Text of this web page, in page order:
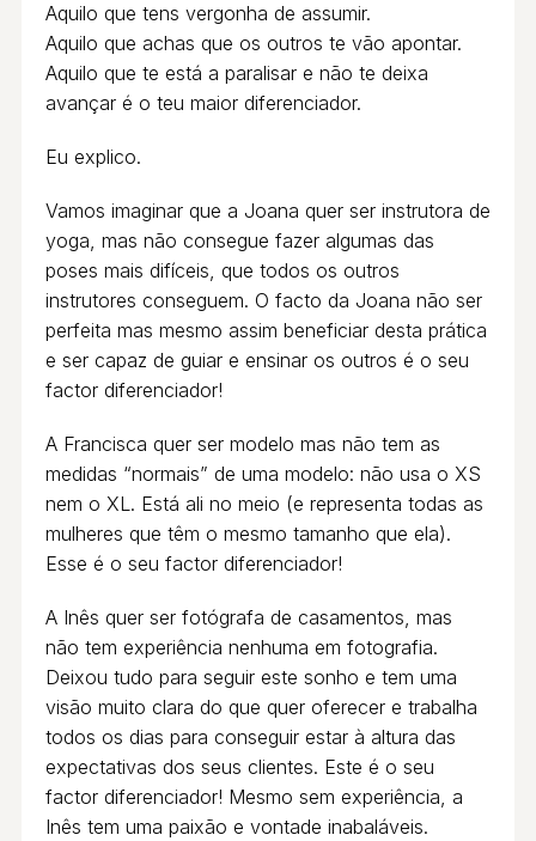
Aquilo que tens vergonha de assumir.
Aquilo que achas que os outros te vão apontar.
Aquilo que te está a paralisar e não te deixa
avançar é o teu maior diferenciador.
Eu explico.
Vamos imaginar que a Joana quer ser instrutora de
yoga, mas não consegue fazer algumas das
poses mais difíceis, que todos os outros
instrutores conseguem. O facto da Joana não ser
perfeita mas mesmo assim beneficiar desta prática
e ser capaz de guiar e ensinar os outros é o seu
factor diferenciador!
A Francisca quer ser modelo mas não tem as
medidas “normais” de uma modelo: não usa o XS
nem o XL. Está ali no meio (e representa todas as
mulheres que têm o mesmo tamanho que ela).
Esse é o seu factor diferenciador!
A Inês quer ser fotógrafa de casamentos, mas
não tem experiência nenhuma em fotografia.
Deixou tudo para seguir este sonho e tem uma
visão muito clara do que quer oferecer e trabalha
todos os dias para conseguir estar à altura das
expectativas dos seus clientes. Este é o seu
factor diferenciador! Mesmo sem experiência, a
Inês tem uma paixão e vontade inabaláveis.